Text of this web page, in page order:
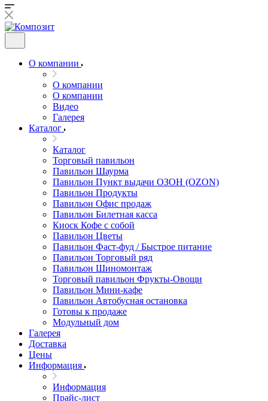
О компании
О компании
О компании
Видео
Галерея
Каталог
Каталог
Торговый павильон
Павильон Шаурма
Павильон Пункт выдачи ОЗОН (OZON)
Павильон Продукты
Павильон Офис продаж
Павильон Билетная касса
Киоск Кофе с собой
Павильон Цветы
Павильон Фаст-фуд / Быстрое питание
Павильон Торговый ряд
Павильон Шиномонтаж
Торговый павильон Фрукты-Овощи
Павильон Мини-кафе
Павильон Автобусная остановка
Готовы к продаже
Модульный дом
Галерея
Доставка
Цены
Информация
Информация
Прайс-лист